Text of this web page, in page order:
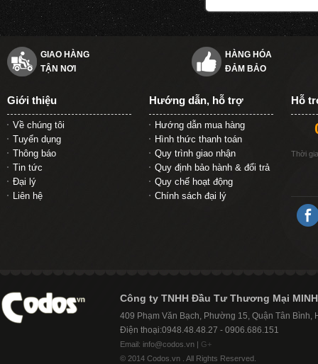
GIAO HÀNG
TẬN NƠI
HÀNG HÓA
ĐẢM BẢO
Giới thiệu
Về chúng tôi
Tuyển dụng
Thông báo
Tin tức
Đại lý
Liên hệ
Hướng dẫn, hỗ trợ
Hướng dẫn mua hàng
Hình thức thanh toán
Quy trình giao nhận
Quy định bảo hành & đổi trả
Quy chế hoạt động
Chính sách đại lý
Hỗ
Thời
Công ty TNHH Đầu Tư Thương Mại
409 Phạm Văn Bạch, Phường 15, Quận Tân Bình,
Điện thoại:0948.48.48.27 - 0906.686.151
Email: info@codos.vn | G+
© 2014 Codos.vn . All Rights Reserved.